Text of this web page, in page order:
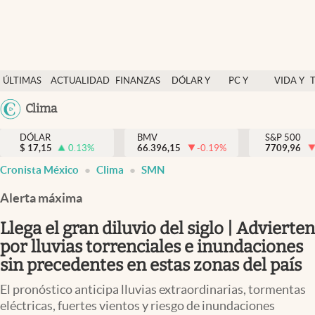
ÚLTIMAS
NOTICIAS
ACTUALIDAD
FINANZAS
DÓLAR Y
PC Y
VIDA Y
México
Clima
Actualidad
Finanzas y economía
Dólar y mercados
Pc y celular
Vida y estilo
Tv
DÓLAR
$ 17,15 0.13%
BMV
66.396,15
-0.19%
S&P 500
7709,96
Cronista México Clima SMN
Alerta máxima
Llega el gran diluvio del siglo | Advierten
por lluvias torrenciales e inundaciones
sin precedentes en estas zonas del país
El pronóstico anticipa lluvias extraordinarias, tormentas
eléctricas, fuertes vientos y riesgo de inundaciones